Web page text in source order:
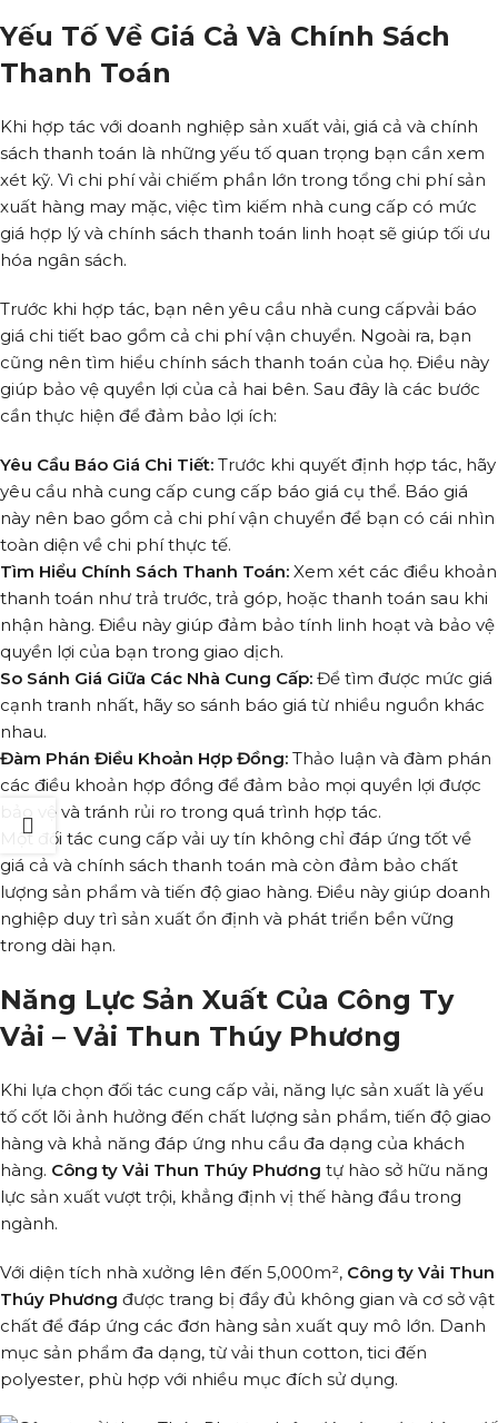
Yếu Tố Về Giá Cả Và Chính Sách
Thanh Toán
Khi hợp tác với doanh nghiệp sản xuất vải, giá cả và chính
sách thanh toán là những yếu tố quan trọng bạn cần xem
xét kỹ. Vì chi phí vải chiếm phần lớn trong tổng chi phí sản
xuất hàng may mặc, việc tìm kiếm nhà cung cấp có mức
giá hợp lý và chính sách thanh toán linh hoạt sẽ giúp tối ưu
hóa ngân sách.
Trước khi hợp tác, bạn nên yêu cầu nhà cung cấpvải báo
giá chi tiết bao gồm cả chi phí vận chuyển. Ngoài ra, bạn
cũng nên tìm hiểu chính sách thanh toán của họ. Điều này
giúp bảo vệ quyền lợi của cả hai bên. Sau đây là các bước
cần thực hiện để đảm bảo lợi ích:
Yêu Cầu Báo Giá Chi Tiết: Trước khi quyết định hợp tác, hãy
yêu cầu nhà cung cấp cung cấp báo giá cụ thể. Báo giá
này nên bao gồm cả chi phí vận chuyển để bạn có cái nhìn
toàn diện về chi phí thực tế.
Tìm Hiểu Chính Sách Thanh Toán: Xem xét các điều khoản
thanh toán như trả trước, trả góp, hoặc thanh toán sau khi
nhận hàng. Điều này giúp đảm bảo tính linh hoạt và bảo vệ
quyền lợi của bạn trong giao dịch.
So Sánh Giá Giữa Các Nhà Cung Cấp: Để tìm được mức giá
cạnh tranh nhất, hãy so sánh báo giá từ nhiều nguồn khác
nhau.
Đàm Phán Điều Khoản Hợp Đồng: Thảo luận và đàm phán
các điều khoản hợp đồng để đảm bảo mọi quyền lợi được
bảo vệ và tránh rủi ro trong quá trình hợp tác.
Một đối tác cung cấp vải uy tín không chỉ đáp ứng tốt về
giá cả và chính sách thanh toán mà còn đảm bảo chất
lượng sản phẩm và tiến độ giao hàng. Điều này giúp doanh
nghiệp duy trì sản xuất ổn định và phát triển bền vững
trong dài hạn.
Năng Lực Sản Xuất Của Công Ty
Vải – Vải Thun Thúy Phương
Khi lựa chọn đối tác cung cấp vải, năng lực sản xuất là yếu
tố cốt lõi ảnh hưởng đến chất lượng sản phẩm, tiến độ giao
hàng và khả năng đáp ứng nhu cầu đa dạng của khách
hàng. Công ty Vải Thun Thúy Phương tự hào sở hữu năng
lực sản xuất vượt trội, khẳng định vị thế hàng đầu trong
ngành.
Với diện tích nhà xưởng lên đến 5,000m², Công ty Vải Thun
Thúy Phương được trang bị đầy đủ không gian và cơ sở vật
chất để đáp ứng các đơn hàng sản xuất quy mô lớn. Danh
mục sản phẩm đa dạng, từ vải thun cotton, tici đến
polyester, phù hợp với nhiều mục đích sử dụng.